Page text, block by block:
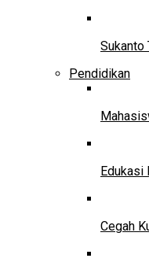
Sukanto
Pendidikan
Edukasi
Cegah